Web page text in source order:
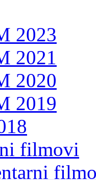
2023
2021
2020
2019
filmovi